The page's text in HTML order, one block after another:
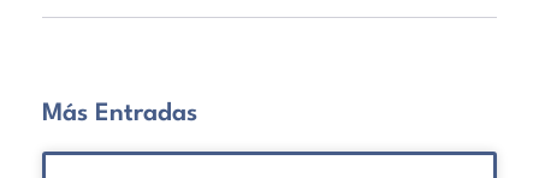
Más Entradas